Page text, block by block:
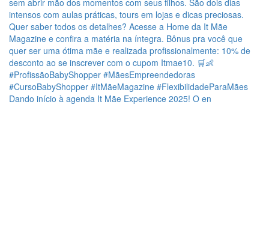
Dando início à agenda It Mãe Experience 2025! O en